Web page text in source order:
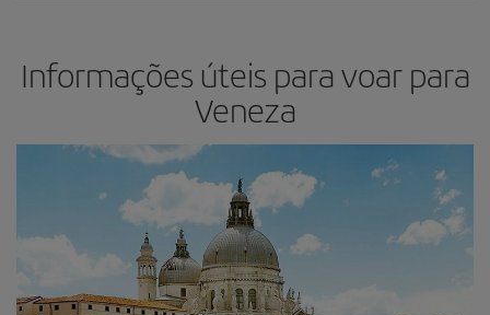
Informações úteis para voar para
Veneza